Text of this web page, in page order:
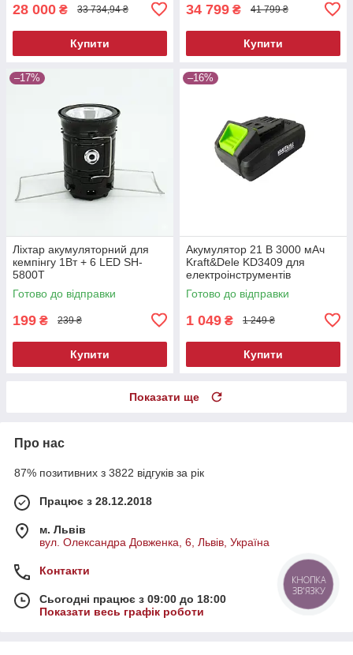
28 000 ₴ 33 734,94 ₴
Купити
34 799 ₴ 41 799 ₴
Купити
–17%
Ліхтар акумуляторний для
кемпінгу 1Вт + 6 LED SH-
5800T
Готово до відправки
199 ₴ 239 ₴
Купити
–16%
Акумулятор 21 В 3000 мАч
Kraft&Dele KD3409 для
електроінструментів
Готово до відправки
1 049 ₴ 1 249 ₴
Купити
Показати ще
Про нас
87% позитивних з 3822 відгуків за рік
Працює з 28.12.2018
м. Львів
вул. Олександра Довженка, 6, Львів, Україна
Контакти
Сьогодні працює з 09:00 до 18:00
Показати весь графік роботи
КНОПКА
ЗВ'ЯЗКУ